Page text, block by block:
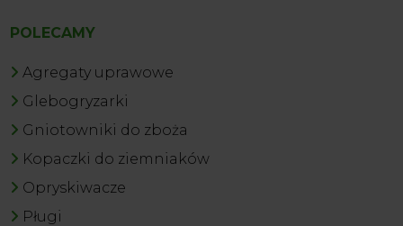
POLECAMY
Agregaty uprawowe
Glebogryzarki
Gniotowniki do zboża
Kopaczki do ziemniaków
Opryskiwacze
Pługi